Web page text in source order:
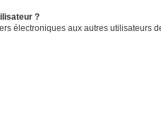
?
électroniques aux autres utilisateurs